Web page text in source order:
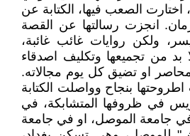
الصعب فيها، الكتابة عن
انجزت رسالتها عن القصة
ولكن روايات غائب غائبة،
بد من تجميعها وتكليف اصدقاء
او تضيق كل يوم مجالاته.
اطروحتها بنجاح وواصلت الكتابة
في ظروفها المتشابكة، في
في جامعة الموصل، او في جامعة